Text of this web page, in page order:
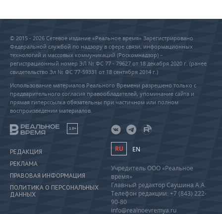
© 2015 - 2026 Сетевое издание «Реальное время» Зарегистрировано
Федеральной службой по надзору в сфере связи, информационных
технологий и массовых коммуникаций (Роскомнадзор) –
регистрационный номер ЭЛ № ФС 77 - 79627 от 18 декабря 2020 г. (ранее
свидетельство Эл № ФС 77-59331 от 18 сентября 2014 г.)
Использование материалов Реального Времени разрешено только с
предварительного согласия правообладателей, упоминание сайта и
прямая гиперссылка обязательны при частичном или полном
воспроизведении материалов.
18+
РЕДАКЦИЯ
РЕКЛАМА
ПРАВОВАЯ ИНФОРМАЦИЯ
ПОЛИТИКА О ПЕРСОНАЛЬНЫХ
ДАННЫХ
RU EN
Учредитель ООО «Реальное
время»
Главный редактор Саушина А.А.
Телефон редакции: +7 (843) 222-
90-80
info@realnoevremya.ru